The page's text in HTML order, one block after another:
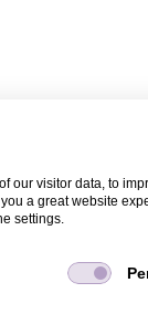
our visitor data, to
a great website
settings.